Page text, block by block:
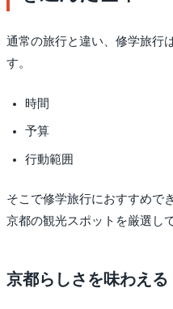
通常の旅行と違い、修学旅行
す。
時間
予算
行動範囲
そこで修学旅行におすすめで
京都の観光スポットを厳選し
京都らしさを味わえる